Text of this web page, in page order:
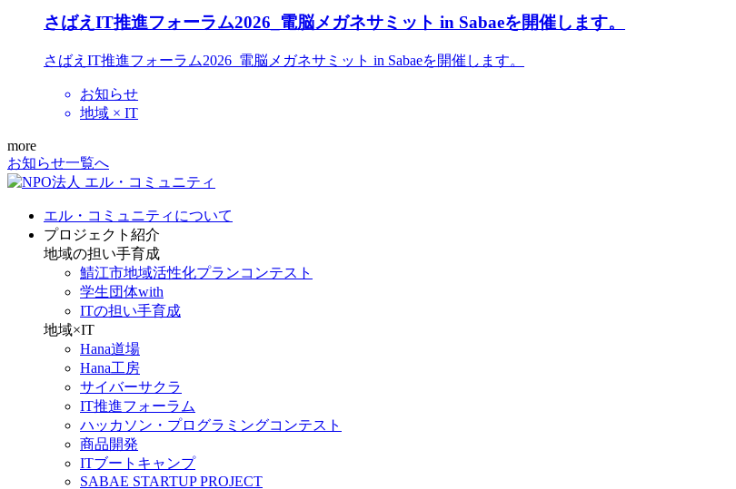
さばえIT推進フォーラム2026_電脳メガネサミット in Sabaeを開催します。
さばえIT推進フォーラム2026_電脳メガネサミット in Sabaeを開催します。
お知らせ
地域 × IT
more
お知らせ一覧へ
エル・コミュニティについて
プロジェクト紹介
地域の担い手育成
鯖江市地域活性化プランコンテスト
学生団体with
ITの担い手育成
地域×IT
Hana道場
Hana工房
サイバーサクラ
IT推進フォーラム
ハッカソン・プログラミングコンテスト
商品開発
ITブートキャンプ
SABAE STARTUP PROJECT